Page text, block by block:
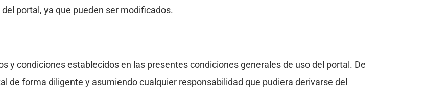
portal, ya que pueden ser modificados.
y condiciones establecidos en las presentes condiciones generales de uso del portal. De
de forma diligente y asumiendo cualquier responsabilidad que pudiera derivarse del